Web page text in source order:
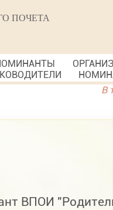
ПОЧЕТА
В
ВПОИ